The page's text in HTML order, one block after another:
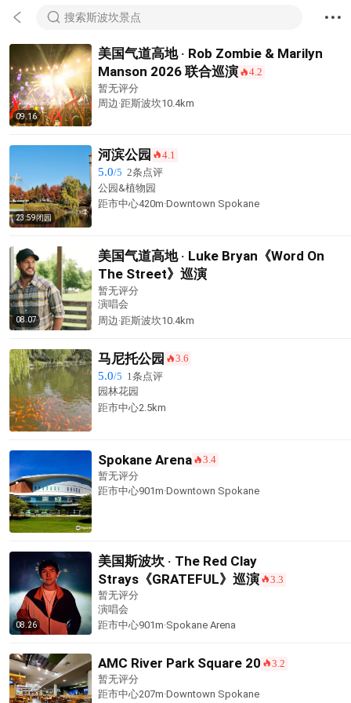
  搜索斯波坎景点 
09.16
美国气道高地 · Rob Zombie & Marilyn
Manson 2026 联合巡演 󰺂4.2
暂无评分
周边·距斯波坎10.4km
23:59闭园
河滨公园 󰺂4.1
5.0/5 2条点评
公园&植物园
距市中心420m·Downtown Spokane
08.07
美国气道高地 · Luke Bryan《Word On
The Street》巡演
暂无评分
演唱会
周边·距斯波坎10.4km
马尼托公园 󰺂3.6
5.0/5 1条点评
园林花园
距市中心2.5km
Spokane Arena 󰺂3.4
暂无评分
距市中心901m·Downtown Spokane
08.26
美国斯波坎 · The Red Clay
Strays《GRATEFUL》巡演 󰺂3.3
暂无评分
演唱会
距市中心901m·Spokane Arena
AMC River Park Square 20 󰺂3.2
暂无评分
距市中心207m·Downtown Spokane